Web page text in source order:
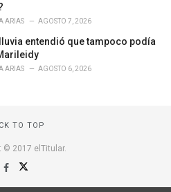
ARIAS AGOSTO 7, 2026
entendió que tampoco podía
ARIAS AGOSTO 6, 2026
TO TOP
© 2017 elTitular.